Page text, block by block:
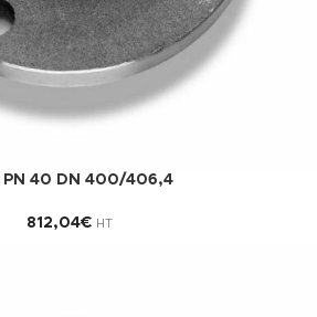
PN 40 DN 400/406,4
812,04€ HT